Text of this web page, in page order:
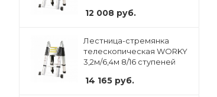
12 008 руб.
Лестница-стремянка
телескопическая WORKY
3,2м/6,4м 8/16 ступеней
14 165 руб.